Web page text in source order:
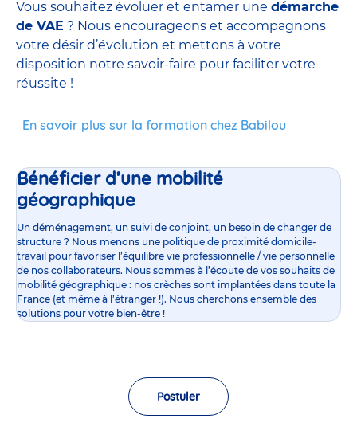
Vous souhaitez évoluer et entamer une démarche
de VAE ? Nous encourageons et accompagnons
votre désir d’évolution et mettons à votre
disposition notre savoir-faire pour faciliter votre
réussite !
En savoir plus sur la formation chez Babilou
Bénéficier d’une mobilité
géographique
Un déménagement, un suivi de conjoint, un besoin de changer de
structure ? Nous menons une politique de proximité domicile-
travail pour favoriser l’équilibre vie professionnelle / vie personnelle
de nos collaborateurs. Nous sommes à l’écoute de vos souhaits de
mobilité géographique : nos crèches sont implantées dans toute la
France (et même à l’étranger !). Nous cherchons ensemble des
solutions pour votre bien-être !
Postuler